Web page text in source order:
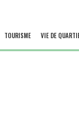
TOURISME VIE DE